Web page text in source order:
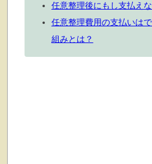
任意整理後にもし支払え
任意整理費用の支払いは
組みとは？